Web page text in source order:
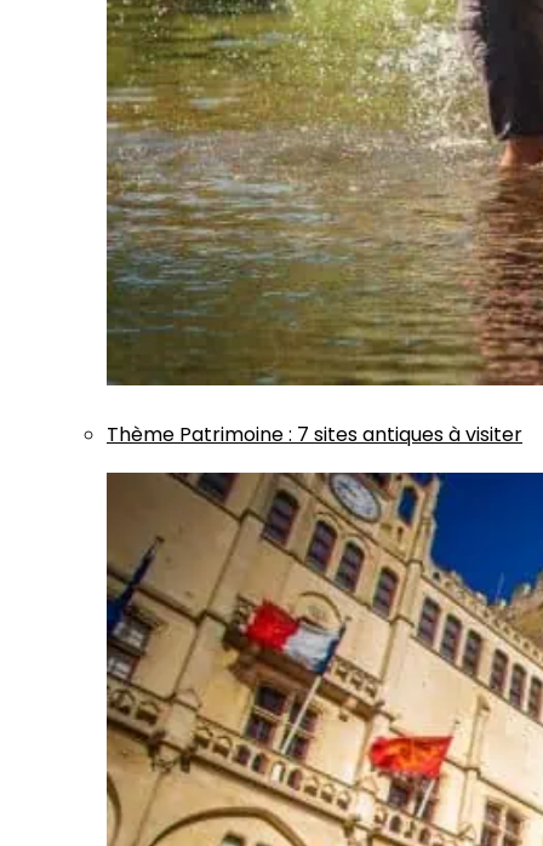
Thème Patrimoine: 7 sites antiques à visiter